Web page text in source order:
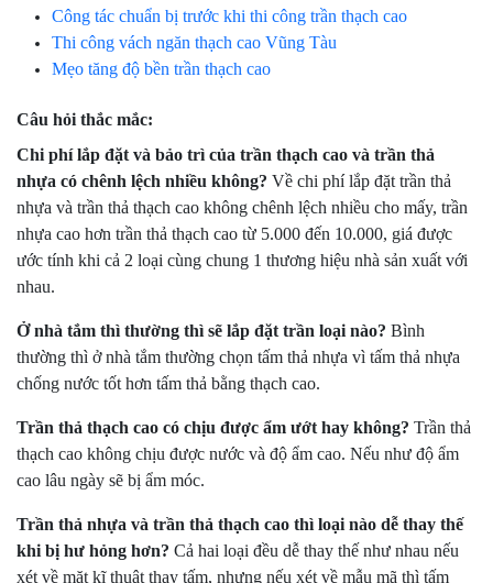
Công tác chuẩn bị trước khi thi công trần thạch cao
Thi công vách ngăn thạch cao Vũng Tàu
Mẹo tăng độ bền trần thạch cao
Câu hỏi thắc mắc:
Chi phí lắp đặt và bảo trì của trần thạch cao và trần thả
nhựa có chênh lệch nhiều không? Về chi phí lắp đặt trần thả
nhựa và trần thả thạch cao không chênh lệch nhiều cho mấy, trần
nhựa cao hơn trần thả thạch cao từ 5.000 đến 10.000, giá được
ước tính khi cả 2 loại cùng chung 1 thương hiệu nhà sản xuất với
nhau.
Ở nhà tắm thì thường thì sẽ lắp đặt trần loại nào? Bình
thường thì ở nhà tắm thường chọn tấm thả nhựa vì tấm thả nhựa
chống nước tốt hơn tấm thả bằng thạch cao.
Trần thả thạch cao có chịu được ẩm ướt hay không? Trần thả
thạch cao không chịu được nước và độ ẩm cao. Nếu như độ ẩm
cao lâu ngày sẽ bị ẩm móc.
Trần thả nhựa và trần thả thạch cao thì loại nào dễ thay thế
khi bị hư hỏng hơn? Cả hai loại đều dễ thay thế như nhau nếu
xét về mặt kĩ thuật thay tấm, nhưng nếu xét về mẫu mã thì tấm